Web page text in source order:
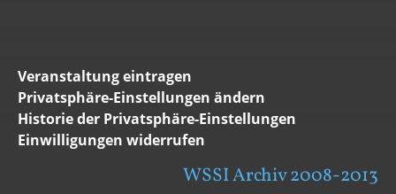
Veranstaltung eintragen
Privatsphäre-Einstellungen ändern
Historie der Privatsphäre-Einstellungen
Einwilligungen widerrufen
WSSI Archiv 2008-2013